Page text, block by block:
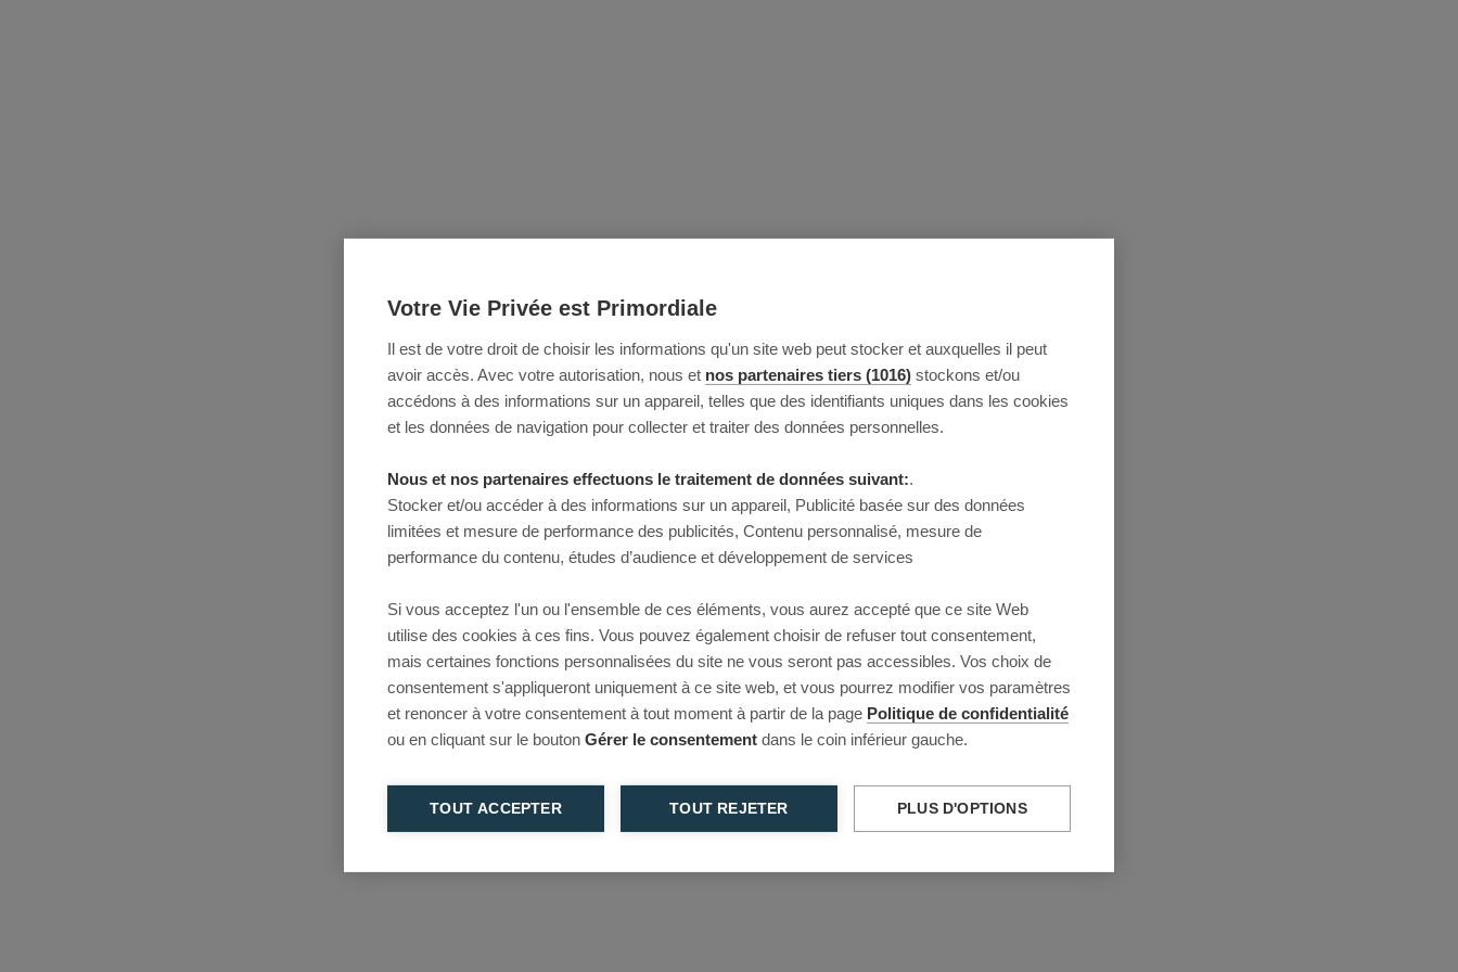
Votre Vie Privée est Primordiale
Il est de votre droit de choisir les informations qu'un site web peut stocker et auxquelles il peut
avoir accès. Avec votre autorisation, nous et nos partenaires tiers (1016) stockons et/ou
accédons à des informations sur un appareil, telles que des identifiants uniques dans les cookies
et les données de navigation pour collecter et traiter des données personnelles.
Nous et nos partenaires effectuons le traitement de données suivant:.
Stocker et/ou accéder à des informations sur un appareil, Publicité basée sur des données
limitées et mesure de performance des publicités, Contenu personnalisé, mesure de
performance du contenu, études d’audience et développement de services
Si vous acceptez l'un ou l'ensemble de ces éléments, vous aurez accepté que ce site Web
utilise des cookies à ces fins. Vous pouvez également choisir de refuser tout consentement,
mais certaines fonctions personnalisées du site ne vous seront pas accessibles. Vos choix de
consentement s'appliqueront uniquement à ce site web, et vous pourrez modifier vos paramètres
et renoncer à votre consentement à tout moment à partir de la page Politique de confidentialité
ou en cliquant sur le bouton Gérer le consentement dans le coin inférieur gauche.
TOUT ACCEPTER TOUT REJETER PLUS D'OPTIONS
This page couldn’t load
Reload to try again, or go back.
Reload Back